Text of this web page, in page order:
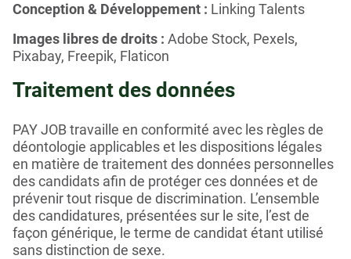
Conception & Développement : Linking Talents
Images libres de droits : Adobe Stock, Pexels,
Pixabay, Freepik, Flaticon
Traitement des données
PAY JOB travaille en conformité avec les règles de
déontologie applicables et les dispositions légales
en matière de traitement des données personnelles
des candidats afin de protéger ces données et de
prévenir tout risque de discrimination. L’ensemble
des candidatures, présentées sur le site, l’est de
façon générique, le terme de candidat étant utilisé
sans distinction de sexe.